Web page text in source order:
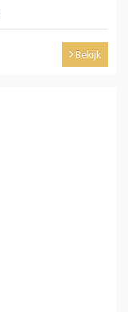
Bekijk